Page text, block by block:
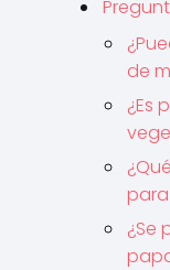
de
¿Es
¿Se